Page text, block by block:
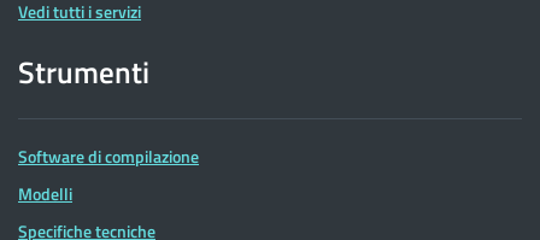
Vedi tutti i servizi
Strumenti
Software di compilazione
Modelli
Specifiche tecniche